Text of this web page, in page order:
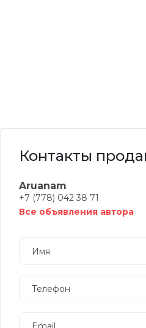
Контакты
Aruanam
+7 (778) 042 38 71
Все объявления автора